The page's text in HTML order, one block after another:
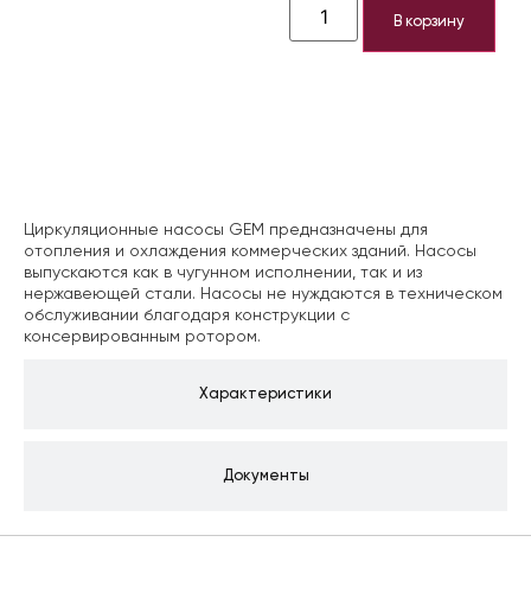
В корзину
Характеристики
Документы
Циркуляционные насосы GEM предназначены для
отопления и охлаждения коммерческих зданий. Насосы
выпускаются как в чугунном исполнении, так и из
нержавеющей стали. Насосы не нуждаются в техническом
обслуживании благодаря конструкции с
консервированным ротором.